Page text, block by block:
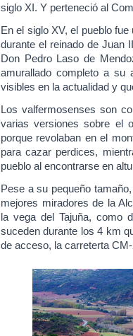
siglo XI. Y perteneció al
En el siglo XV, el pueblo
durante el reinado de Juan
Don Pedro Laso de
amurallado completo a su
visibles en la actualidad y
Los valfermosenses son
varias versiones sobre el
porque revolaban en el
para cazar perdices,
pueblo al encontrarse en
Pese a su pequeño
mejores miradores de la
la vega del Tajuña, como
suceden durante los 4 km
de acceso, la carreterta